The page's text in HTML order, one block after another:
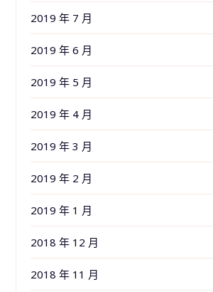
2019 年 7 月
2019 年 6 月
2019 年 5 月
2019 年 4 月
2019 年 3 月
2019 年 2 月
2019 年 1 月
2018 年 12 月
2018 年 11 月